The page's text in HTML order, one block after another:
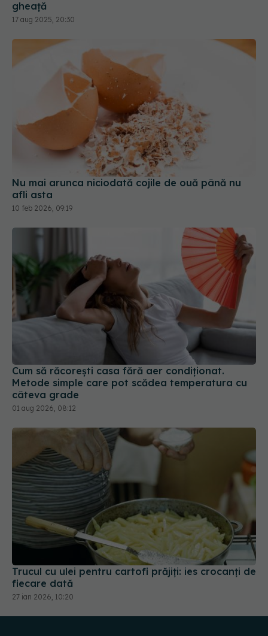
gheață
17 aug 2025, 20:30
Nu mai arunca niciodată cojile de ouă până nu
afli asta
10 feb 2026, 09:19
Cum să răcorești casa fără aer condiționat.
Metode simple care pot scădea temperatura cu
câteva grade
01 aug 2026, 08:12
Trucul cu ulei pentru cartofi prăjiți: ies crocanți de
fiecare dată
27 ian 2026, 10:20